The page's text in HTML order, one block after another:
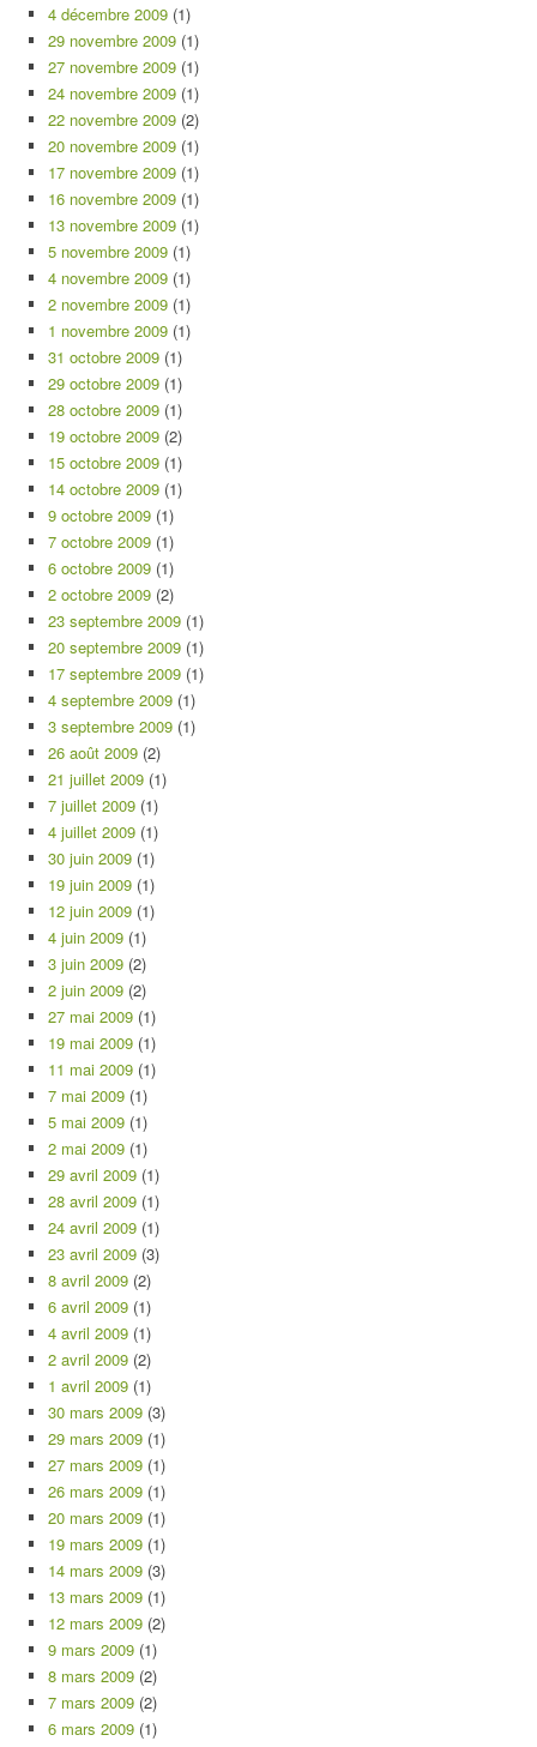
4 décembre 2009 (1)
29 novembre 2009 (1)
27 novembre 2009 (1)
24 novembre 2009 (1)
22 novembre 2009 (2)
20 novembre 2009 (1)
17 novembre 2009 (1)
16 novembre 2009 (1)
13 novembre 2009 (1)
5 novembre 2009 (1)
4 novembre 2009 (1)
2 novembre 2009 (1)
1 novembre 2009 (1)
31 octobre 2009 (1)
29 octobre 2009 (1)
28 octobre 2009 (1)
19 octobre 2009 (2)
15 octobre 2009 (1)
14 octobre 2009 (1)
9 octobre 2009 (1)
7 octobre 2009 (1)
6 octobre 2009 (1)
2 octobre 2009 (2)
23 septembre 2009 (1)
20 septembre 2009 (1)
17 septembre 2009 (1)
4 septembre 2009 (1)
3 septembre 2009 (1)
26 août 2009 (2)
21 juillet 2009 (1)
7 juillet 2009 (1)
4 juillet 2009 (1)
30 juin 2009 (1)
19 juin 2009 (1)
12 juin 2009 (1)
4 juin 2009 (1)
3 juin 2009 (2)
2 juin 2009 (2)
27 mai 2009 (1)
19 mai 2009 (1)
11 mai 2009 (1)
7 mai 2009 (1)
5 mai 2009 (1)
2 mai 2009 (1)
29 avril 2009 (1)
28 avril 2009 (1)
24 avril 2009 (1)
23 avril 2009 (3)
8 avril 2009 (2)
6 avril 2009 (1)
4 avril 2009 (1)
2 avril 2009 (2)
1 avril 2009 (1)
30 mars 2009 (3)
29 mars 2009 (1)
27 mars 2009 (1)
26 mars 2009 (1)
20 mars 2009 (1)
19 mars 2009 (1)
14 mars 2009 (3)
13 mars 2009 (1)
12 mars 2009 (2)
9 mars 2009 (1)
8 mars 2009 (2)
7 mars 2009 (2)
6 mars 2009 (1)